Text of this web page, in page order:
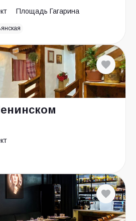
Площадь Гагарина